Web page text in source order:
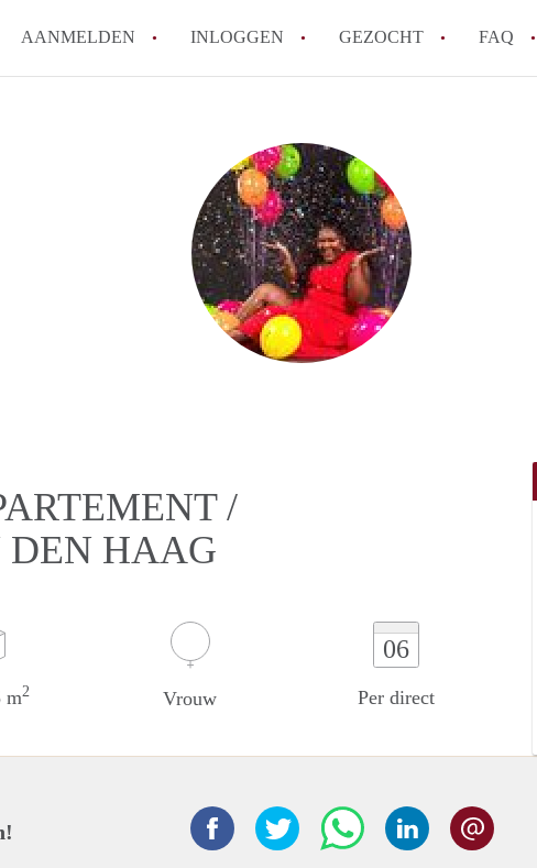
AANMELDEN INLOGGEN GEZOCHT FAQ
How to translate AppartementDenHaag!
Wat is Appartement-DenHaag?
Hoeveel kost het om te reageren op een
Wat is de privacyverklaring van
Berekent Appartement-DenHaag
makelaarsvergoeding/
Alle veelgestelde vragen
/
HAAG
m2 Vrouw
06
Per direct